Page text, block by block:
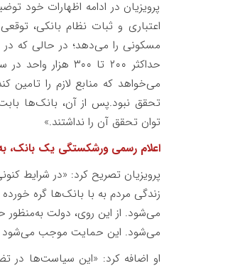
پرویزیان در ادامه اظهارات خود
اعتباری و ثبات نظام بانکی،
مسکونی را می‌دهد؛ در حالی که در
حداکثر ۲۰۰ تا
می‌خواهد که منابع لازم را
تحقق نبود.پس از آن، بانک‌ها
توان تحقق آن را نداشتند.»
اعلام رسمی ورشکستگی یک بانک،
پرویزیان تصریح کرد: «در شرایط
زندگی مردم به با بانک‌ها گره
می‌شود. از این روی، دولت به‌منظور
می‌شود. این حمایت موجب می‌شود
او اضافه کرد: «این سیاست‌ها